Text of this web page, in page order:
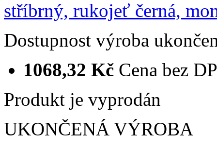
Dostupnost výroba
1068,32 Kč Cena bez
Produkt je vyprodán
UKONČENÁ VÝROBA